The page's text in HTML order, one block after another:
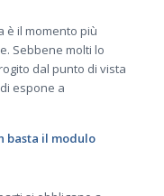
è il momento più
Sebbene molti lo
dal punto di vista
espone a
basta il modulo